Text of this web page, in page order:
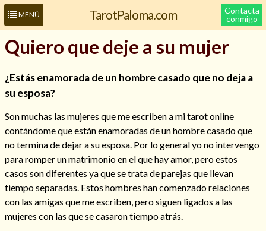
MENÚ TarotPaloma.com
Contacta
conmigo
Leer más sobre mí
Quiero que deje a su mujer
¿Estás enamorada de un hombre casado que no deja a
su esposa?
Son muchas las mujeres que me escriben a mi tarot online
contándome que están enamoradas de un hombre casado que
no termina de dejar a su esposa. Por lo general yo no intervengo
para romper un matrimonio en el que hay amor, pero estos
casos son diferentes ya que se trata de parejas que llevan
tiempo separadas. Estos hombres han comenzado relaciones
con las amigas que me escriben, pero siguen ligados a las
mujeres con las que se casaron tiempo atrás.